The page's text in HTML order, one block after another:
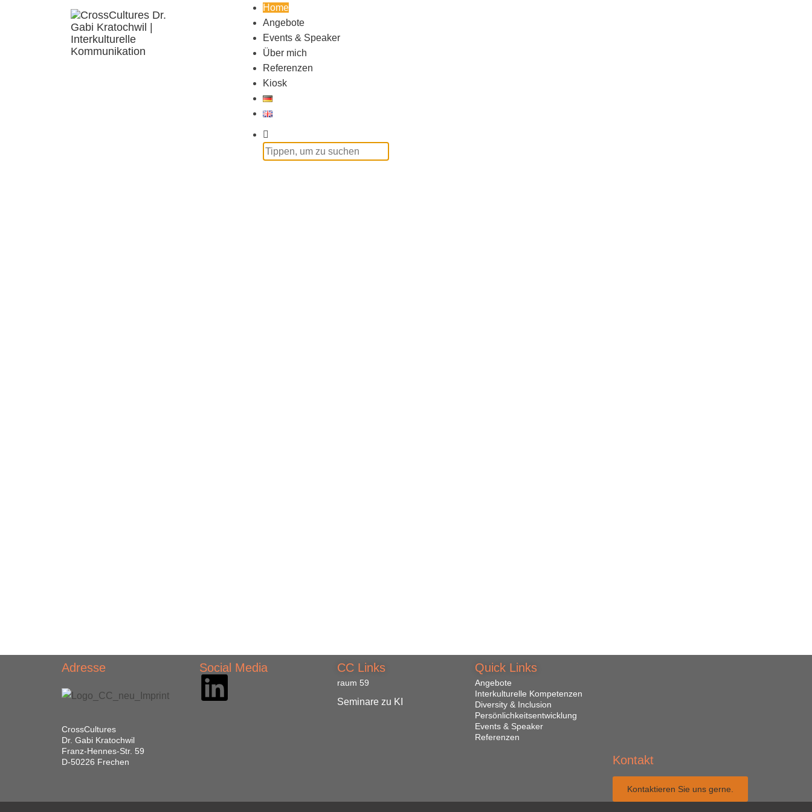
Home
Angebote
Events & Speaker
Über mich
Referenzen
Kiosk
CrossCultures
Dr. Gabi Kratochwil
Franz-Hennes-Str. 59
D-50226 Frechen
Adresse Social Media
raum 59
Seminare zu KI
CC Links
Angebote
Interkulturelle Kompetenzen
Diversity & Inclusion
Persönlichkeitsentwicklung
Events & Speaker
Referenzen
Quick Links
Kontaktieren Sie uns gerne.
Kontakt